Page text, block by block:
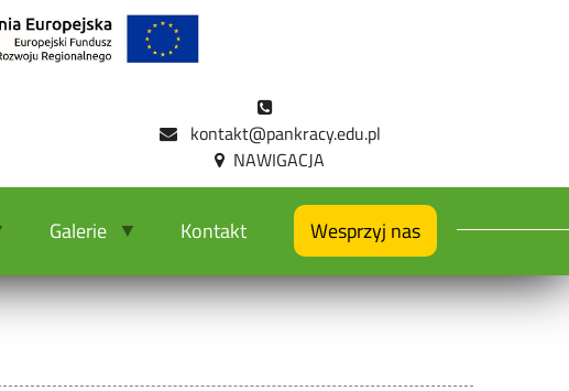
kontakt@pankracy.edu.pl
Galerie Wesprzyj nas
Kontakt